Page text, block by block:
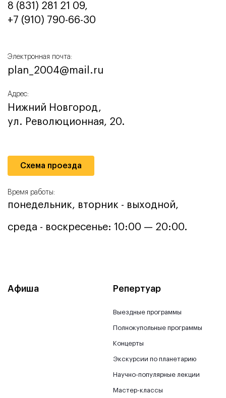
8 (831) 281 21 09,
+7 (910) 790-66-30‬
Электронная почта:
plan_2004@mail.ru
Адрес:
Нижний Новгород,
ул. Революционная, 20.
Схема проезда
Время работы:
понедельник, вторник - выходной,
среда - воскресенье: 10:00 — 20:00.
Афиша Репертуар
Выездные программы
Полнокупольные программы
Концерты
Экскурсии по планетарию
Научно-популярные лекции
Мастер-классы